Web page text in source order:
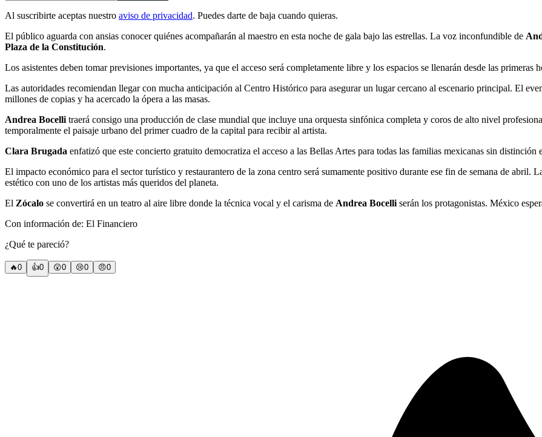
Al suscribirte aceptas nuestro aviso de privacidad. Puedes darte de baja cuando quieras.
El público aguarda con ansias conocer quiénes acompañarán al maestro en esta noche de gala bajo las estrellas. La voz inconfundible de
Plaza de la Constitución.
Los asistentes deben tomar previsiones importantes, ya que el acceso será completamente libre y los espacios se llenarán desde las primeras
Las autoridades recomiendan llegar con mucha anticipación al Centro Histórico para asegurar un lugar cercano al escenario principal. El
millones de copias y ha acercado la ópera a las masas.
Andrea Bocelli traerá consigo una producción de clase mundial que incluye una orquesta sinfónica completa y coros de alto nivel
temporalmente el paisaje urbano del primer cuadro de la capital para recibir al artista.
Clara Brugada enfatizó que este concierto gratuito democratiza el acceso a las Bellas Artes para todas las familias mexicanas sin distinción
El impacto económico para el sector turístico y restaurantero de la zona centro será sumamente positivo durante ese fin de semana de abril.
estético con uno de los artistas más queridos del planeta.
El Zócalo se convertirá en un teatro al aire libre donde la técnica vocal y el carisma de Andrea Bocelli serán los protagonistas. México
Con información de: El Financiero
¿Qué te pareció?
🔥0 👍0 😲0 😢0 😠0